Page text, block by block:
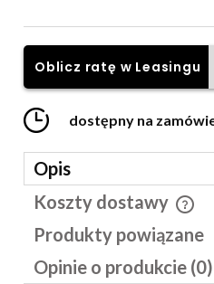
Oblicz ratę w Leasingu
dostępny na
Opis
Koszty dostawy
Cena nie zawiera
Produkty powiązane
Opinie o produkcie (0)